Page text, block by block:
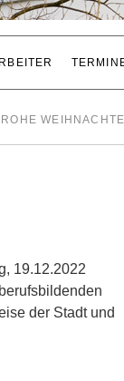
19.12.2022
der Stadt und